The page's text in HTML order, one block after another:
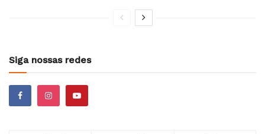
Siga nossas redes